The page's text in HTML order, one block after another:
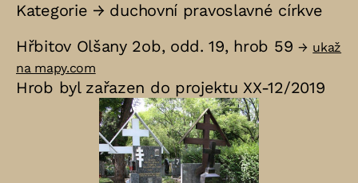
Kategorie → duchovní pravoslavné církve
Hřbitov Olšany 2ob, odd. 19, hrob 59 → ukaž
na mapy.com
Hrob byl zařazen do projektu XX-12/2019